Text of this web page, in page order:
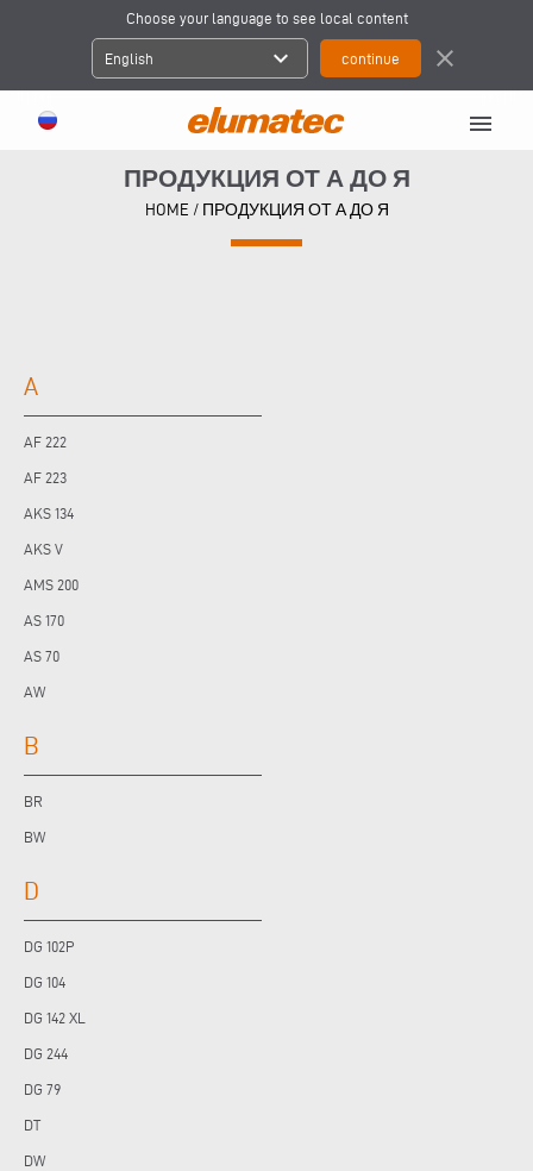
Choose your language to see local content
English expand_more close
menu
ПРОДУКЦИЯ ОТ А ДО Я
HOME / ПРОДУКЦИЯ ОТ А ДО Я
A
AF 222
AF 223
AKS 134
AKS V
AMS 200
AS 170
AS 70
AW
B
BR
BW
D
DG 102P
DG 104
DG 142 XL
DG 244
DG 79
DT
DW